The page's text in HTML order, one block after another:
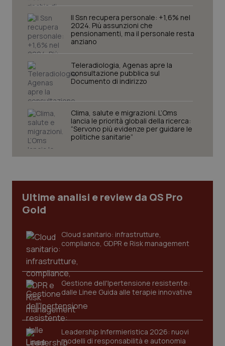
Il Ssn recupera personale: +1,6% nel
2024. Più assunzioni che
pensionamenti, ma il personale resta
anziano
Teleradiologia, Agenas apre la
consultazione pubblica sul
Documento di indirizzo
Clima, salute e migrazioni. L’Oms
lancia le priorità globali della ricerca:
“Servono più evidenze per guidare le
politiche sanitarie”
Ultime analisi e review da QS Pro
Gold
Cloud sanitario: infrastrutture,
compliance, GDPR e Risk management
Gestione dell'Ipertensione resistente:
dalle Linee Guida alle terapie innovative
Leadership Infermieristica 2026: nuovi
modelli di responsabilità e autonomia